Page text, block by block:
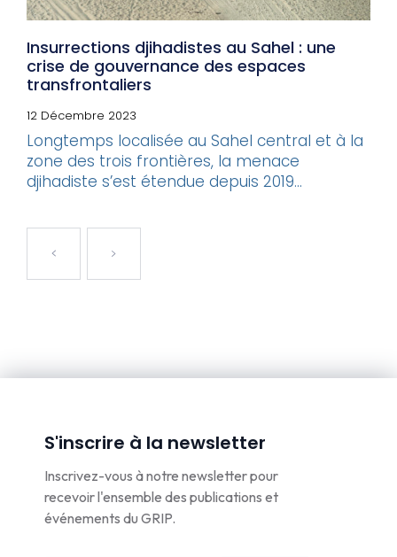
Insurrections djihadistes au Sahel : une
crise de gouvernance des espaces
transfrontaliers
12 Décembre 2023
Longtemps localisée au Sahel central et à la
zone des trois frontières, la menace
djihadiste s’est étendue depuis 2019...
S'inscrire à la newsletter
Inscrivez-vous à notre newsletter pour
recevoir l'ensemble des publications et
événements du GRIP.